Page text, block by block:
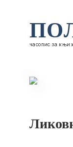
часопис за